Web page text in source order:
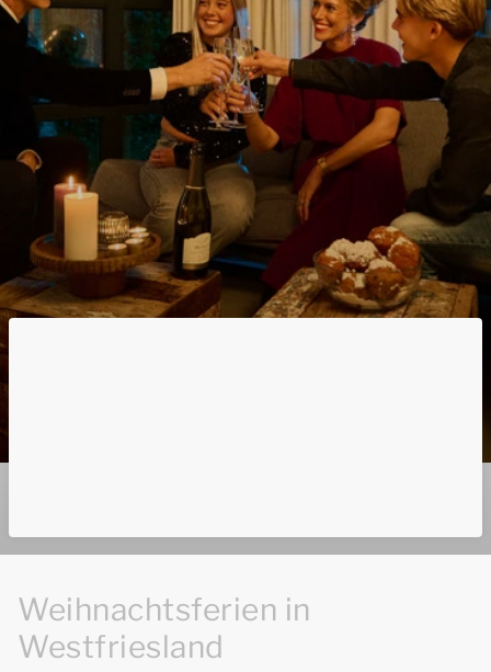
Weihnachtsferien in
Westfriesland